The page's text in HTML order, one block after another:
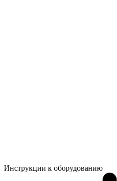
Инструкции к оборудованию